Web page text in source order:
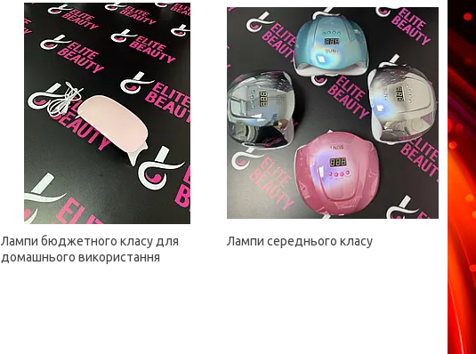
Лампи бюджетного класу для
домашнього використання
Лампи середнього класу